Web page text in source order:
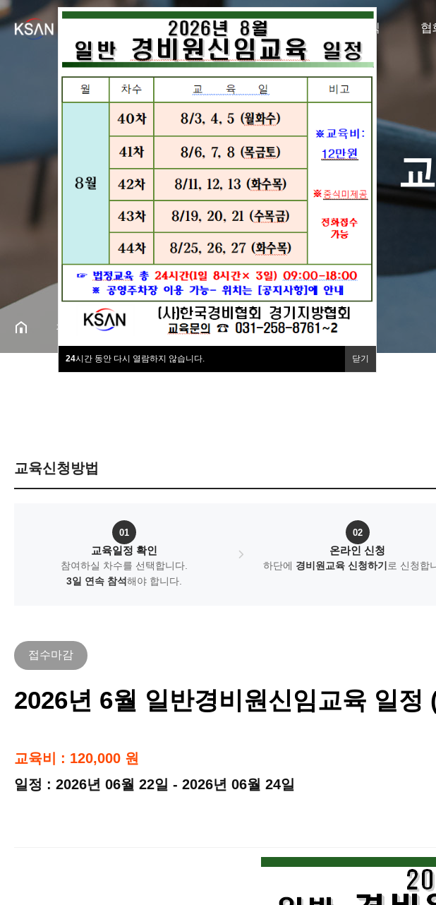
24시간 동안 다시 열람하지 않습니다. 닫기
경비원교육 구인구직 협
경비원교육
경비원교육
협회동정
교육일정
일반경비원 신임교육
교육신청방법
01
교육일정 확인
참여하실 차수를 선택합니다.
3일 연속 참석해야 합니다.
02
온라인 신청
하단에 경비원교육 신청하기 로 신청합
접수마감
2026년 6월 일반경비원신임교육 일정
교육비 : 120,000 원
일정 : 2026년 06월 22일 - 2026년 06월 24일